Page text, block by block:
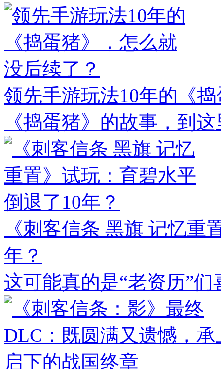
领先手游玩法10年的《
《捣蛋猪》的故事，到
《刺客信条 黑旗 记忆重
年？
这可能真的是“老资历”